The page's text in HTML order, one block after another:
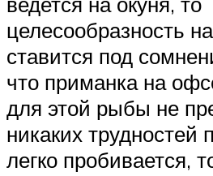
целесообразность
ставится под
что приманка на
для этой рыбы не
никаких трудностей
легко пробивается,